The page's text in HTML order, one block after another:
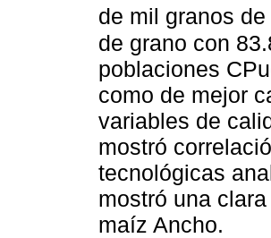
de mil granos
de grano con
poblaciones
como de mejor
variables de
mostró
tecnológicas
mostró una
maíz Ancho.